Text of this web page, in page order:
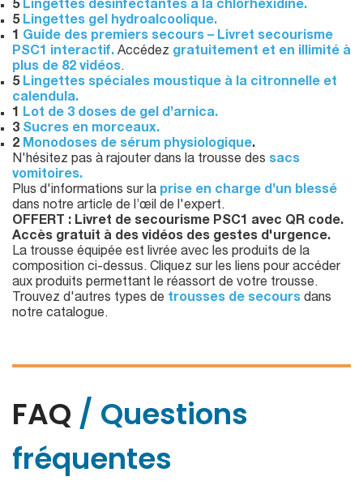
5 Lingettes désinfectantes à la chlorhexidine.
5 Lingettes gel hydroalcoolique.
1 Guide des premiers secours – Livret secourisme
PSC1 interactif. Accédez gratuitement et en illimité à
plus de 82 vidéos.
5 Lingettes spéciales moustique à la citronnelle et
calendula.
1 Lot de 3 doses de gel d’arnica.
3 Sucres en morceaux.
2 Monodoses de sérum physiologique.
N'hésitez pas à rajouter dans la trousse des sacs
vomitoires.
Plus d'informations sur la prise en charge d’un blessé
dans notre article de l’œil de l'expert.
OFFERT : Livret de secourisme PSC1 avec QR code.
Accès gratuit à des vidéos des gestes d'urgence.
La trousse équipée est livrée avec les produits de la
composition ci-dessus. Cliquez sur les liens pour accéder
aux produits permettant le réassort de votre trousse.
Trouvez d'autres types de trousses de secours dans
notre catalogue.
FAQ / Questions
fréquentes